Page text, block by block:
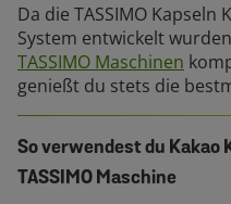
Da die TASSIMO Kapseln
System entwickelt
TASSIMO Maschinen
genießt du stets die
So verwendest du Kakao
TASSIMO Maschine